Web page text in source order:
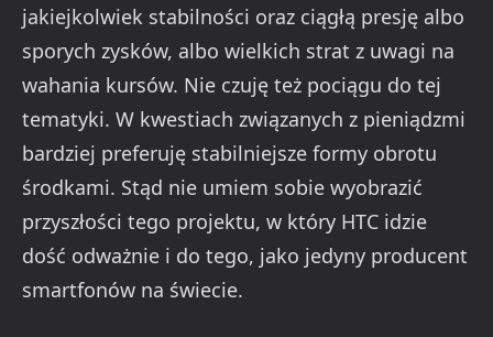
jakiejkolwiek stabilności oraz ciągłą presję albo
sporych zysków, albo wielkich strat z uwagi na
wahania kursów. Nie czuję też pociągu do tej
tematyki. W kwestiach związanych z pieniądzmi
bardziej preferuję stabilniejsze formy obrotu
środkami. Stąd nie umiem sobie wyobrazić
przyszłości tego projektu, w który HTC idzie
dość odważnie i do tego, jako jedyny producent
smartfonów na świecie.